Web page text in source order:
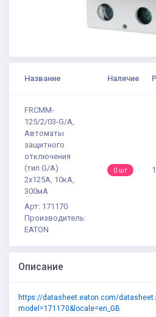
Название Наличие
FRCMM-
125/2/03-G/A,
Автоматы
защитного
отключения
(тип G/A)
2x125А, 10кА,
300мА
Арт: 171170
Производитель:
EATON
0 шт
Описание
https://datasheet.eaton.com/
model=171170&locale=en_GB